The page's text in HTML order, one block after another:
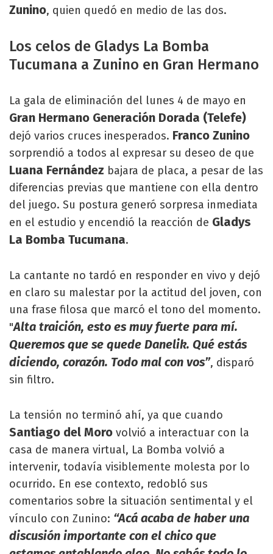
Zunino, quien quedó en medio de las dos.
Los celos de Gladys La Bomba
Tucumana a Zunino en Gran Hermano
La gala de eliminación del lunes 4 de mayo en
Gran Hermano Generación Dorada (Telefe)
dejó varios cruces inesperados. Franco Zunino
sorprendió a todos al expresar su deseo de que
Luana Fernández bajara de placa, a pesar de las
diferencias previas que mantiene con ella dentro
del juego. Su postura generó sorpresa inmediata
en el estudio y encendió la reacción de Gladys
La Bomba Tucumana.
La cantante no tardó en responder en vivo y dejó
en claro su malestar por la actitud del joven, con
una frase filosa que marcó el tono del momento.
"Alta traición, esto es muy fuerte para mí.
Queremos que se quede Danelik. Qué estás
diciendo, corazón. Todo mal con vos”, disparó
sin filtro.
La tensión no terminó ahí, ya que cuando
Santiago del Moro volvió a interactuar con la
casa de manera virtual, La Bomba volvió a
intervenir, todavía visiblemente molesta por lo
ocurrido. En ese contexto, redobló sus
comentarios sobre la situación sentimental y el
vínculo con Zunino: “Acá acaba de haber una
discusión importante con el chico que